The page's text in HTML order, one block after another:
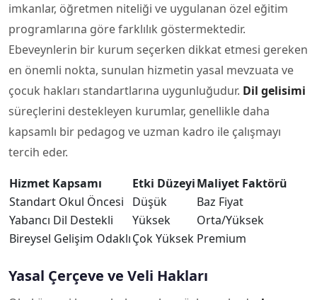
imkanlar, öğretmen niteliği ve uygulanan özel eğitim
programlarına göre farklılık göstermektedir.
Ebeveynlerin bir kurum seçerken dikkat etmesi gereken
en önemli nokta, sunulan hizmetin yasal mevzuata ve
çocuk hakları standartlarına uygunluğudur. Dil gelisimi
süreçlerini destekleyen kurumlar, genellikle daha
kapsamlı bir pedagog ve uzman kadro ile çalışmayı
tercih eder.
Hizmet Kapsamı
Etki DüzeyiMaliyet Faktörü
Standart Okul Öncesi
Düşük
Baz Fiyat
Yabancı Dil Destekli
Yüksek
Orta/Yüksek
Bireysel Gelişim OdaklıÇok Yüksek Premium
Yasal Çerçeve ve Veli Hakları